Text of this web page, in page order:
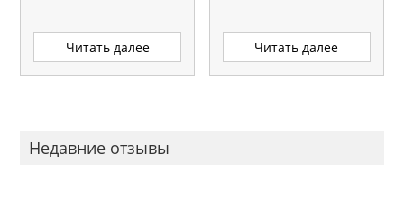
Читать далее Читать далее
Недавние отзывы